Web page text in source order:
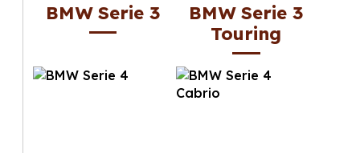
BMW Serie 3
BMW Serie 3
Touring